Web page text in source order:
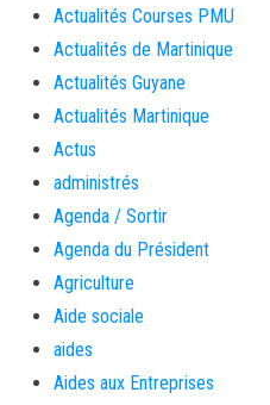
Actualités Courses PMU
Actualités de Martinique
Actualités Guyane
Actualités Martinique
Actus
administrés
Agenda / Sortir
Agenda du Président
Agriculture
Aide sociale
aides
Aides aux Entreprises